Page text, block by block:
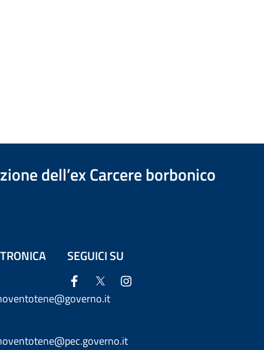
dell’ex Carcere borbonico
SEGUICI SU